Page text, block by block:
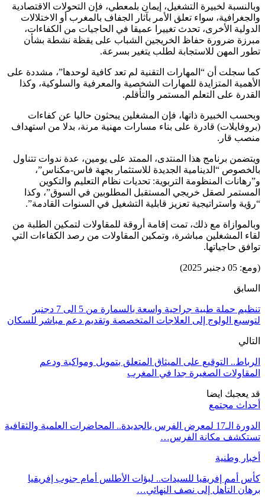
وبالنسبة لخبيرة التشغيل، إيمان بلمعطي، فإن التحولات الاقتصادية
والجغرافية، سواء تعلق الأمر بآثار الجفاف بالمغرب أو الاختلالات
الدولية الأخرى، تحدث تغييرا عميقا في الحاجيات من الكفاءات،
مبرزة ضرورة حفاظ الخريجين الشباب على يقظة نشطة بشأن
تطور المهن للاستجابة لطلب يتغير بسرعة.
كما سجلت أن “المهارات التقنية لم تعد كافية لوحدها”، مشددة على
الأهمية المتزايدة للمهارات الشخصية والمعرفية والسلوكية، وكذا
القدرة على التعلم المستمر والتأقلم.
وبحسب الخبيرة ذاتها، فإن المشغلين يبحثون حاليا عن كفاءات
(بروفايلات) قادرة على بناء مسارات مهنية مرنة، بدلا من استهداف
منصب قار.
ويتضمن برنامج هذا المنتدى، الممتد على يومين، عدة ندوات تتناول
بالخصوص “الدينامية الجديدة للاستثمار بجهة فاس-مكناس”،
و”رهانات المنظومة التربوية: تحديات نظام التعليم والتكوين
المستمر لصقل خريجي المستقبل المطلوبين في السوق”، وكذا
“رؤية واستراتيجية تعزيز قابلية التشغيل في السنوات القادمة”.
وبالموازاة مع ذلك، تمت إقامة أروقة للمقاولات لتمكين الطلبة من
لقاء المشغلين مباشرة، وتمكين المقاولات من رصد الكفاءات التي
توافق حاجياتها.
(ومع: 05 دجنبر 2025)
السابق
تنظيم حملة طبية جراحية واسعة بالسمارة من 5 الى 7 دجنبر
لتوسيع الولوج إلى العلاجات المتخصصة وتقديم دعم مباشر للسكان
التالي
الرباط.. التوقيع على الميثاق المتعلق بتمويل ومواكبة ودعم
المقاولات الصغيرة جدا في المغرب
قد يعجبك ايضا
أحداث مجتمع
الدورة الـ17 لمعرض الفرس بالجديدة.. المحاضرات العلمية والثقافية
تستكشف مكانة الفرس…
أخبار وطنية
كأس أمم إفريقيا للسيدات.. لبؤات الأطلس أمام جنوب إفريقيا
برهان التأهل إلى نصف النهائي…